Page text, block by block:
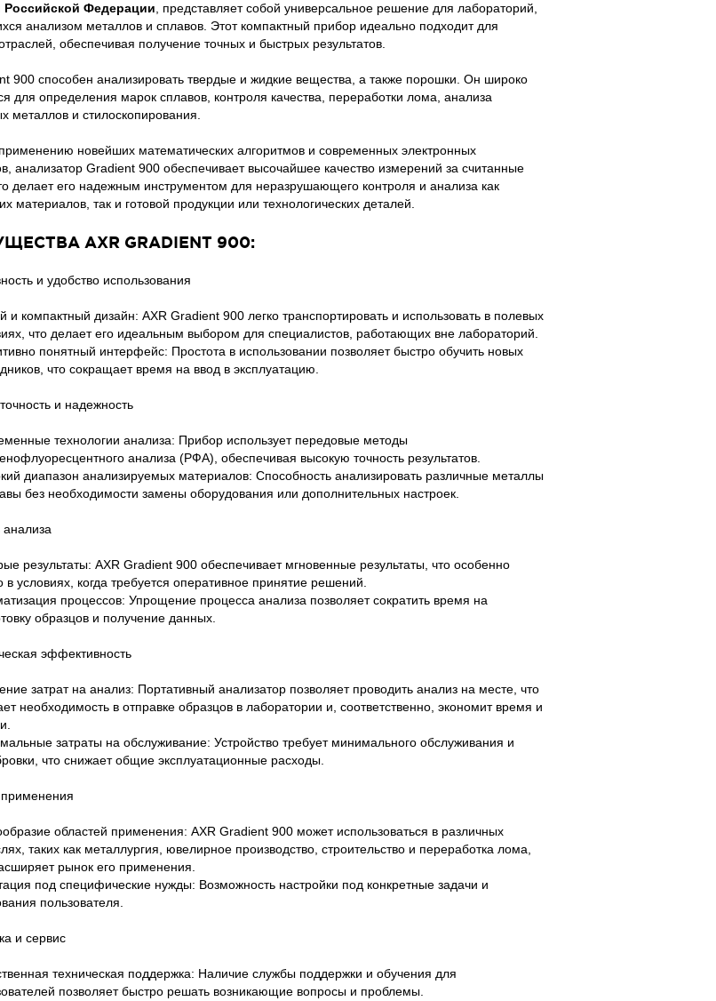
Российской Федерации , представляет собой универсальное решение для лабораторий,
анализом металлов и сплавов. Этот компактный прибор идеально подходит для
обеспечивая получение точных и быстрых результатов.
900 способен анализировать твердые и жидкие вещества, а также порошки. Он широко
для определения марок сплавов, контроля качества, переработки лома, анализа
металлов и стилоскопирования.
новейших математических алгоритмов и современных электронных
анализатор Gradient 900 обеспечивает высочайшее качество измерений за считанные
делает его надежным инструментом для неразрушающего контроля и анализа как
материалов, так и готовой продукции или технологических деталей.
AXR GRADIENT 900:
и удобство использования
и компактный дизайн: AXR Gradient 900 легко транспортировать и использовать в полевых
что делает его идеальным выбором для специалистов, работающих вне лабораторий.
понятный интерфейс: Простота в использовании позволяет быстро обучить новых
что сокращает время на ввод в эксплуатацию.
и надежность
технологии анализа: Прибор использует передовые методы
анализа (РФА), обеспечивая высокую точность результатов.
диапазон анализируемых материалов: Способность анализировать различные металлы
без необходимости замены оборудования или дополнительных настроек.
анализа
результаты: AXR Gradient 900 обеспечивает мгновенные результаты, что особенно
в условиях, когда требуется оперативное принятие решений.
процессов: Упрощение процесса анализа позволяет сократить время на
образцов и получение данных.
эффективность
затрат на анализ: Портативный анализатор позволяет проводить анализ на месте, что
необходимость в отправке образцов в лаборатории и, соответственно, экономит время и
затраты на обслуживание: Устройство требует минимального обслуживания и
что снижает общие эксплуатационные расходы.
применения
областей применения: AXR Gradient 900 может использоваться в различных
таких как металлургия, ювелирное производство, строительство и переработка лома,
рынок его применения.
под специфические нужды: Возможность настройки под конкретные задачи и
пользователя.
и сервис
техническая поддержка: Наличие службы поддержки и обучения для
позволяет быстро решать возникающие вопросы и проблемы.